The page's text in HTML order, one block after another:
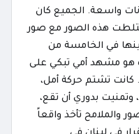
واسعة. الجميع كان
هذه الصور مع صور
في الخامسة من
هو مشهد أمي تبكي على
تشتم حركة أمل،
وتمنيت بدوري أن تقع،
والملامح تأخذ واقعاً